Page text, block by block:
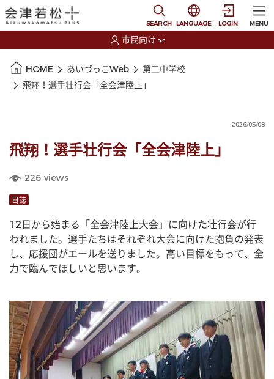
SEARCH
選択すると言語の切
LANGUAGE LOGIN MENU
市民向け
HOME あいづっこWeb
第二中学校
飛翔！選手壮行会「全会津陸上」
2026/05/08
飛翔！選手壮行会「全会津陸上」
226 views
日誌
12日から始まる「全会津陸上大会」に向けた壮行会が行
われました。選手たちはそれぞれ大会に向けた抱負の発表
し、応援団がエールを送りました。高い目標をもって、全
力で臨んでほしいと思います。